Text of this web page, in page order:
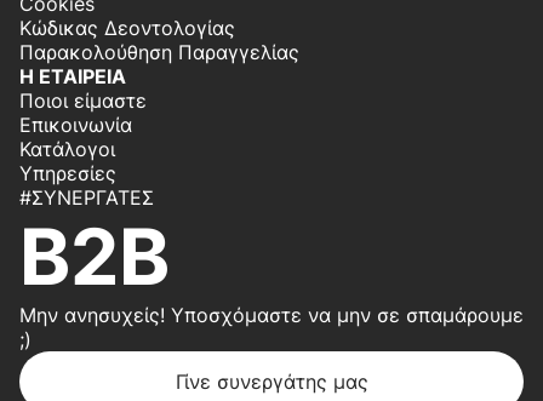
Κώδικας Δεοντολογίας
Παρακολούθηση Παραγγελίας
Η ΕΤΑΙΡΕΙΑ
Ποιοι είμαστε
Επικοινωνία
Κατάλογοι
Υπηρεσίες
#ΣΥΝΕΡΓΆΤΕΣ
B2B
Μην ανησυχείς! Υποσχόμαστε να μην σε σπαμάρουμε
;)
Γίνε συνεργάτης μας